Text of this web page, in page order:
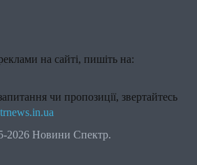
на сайті, пишіть на:
чи пропозиції, звертайтесь
2026 Новини Спектр.